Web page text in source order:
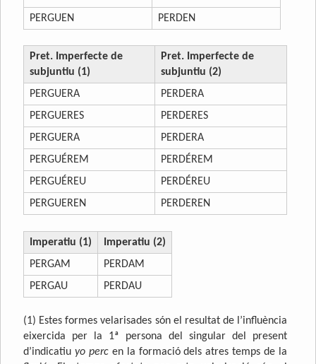
PERGUEN
PERDEN
Pret. Imperfecte de
subjuntiu (1)
Pret. Imperfecte de
subjuntiu (2)
PERGUERA
PERDERA
PERGUERES
PERDERES
PERGUERA
PERDERA
PERGUÉREM
PERDÉREM
PERGUÉREU
PERDÉREU
PERGUEREN
PERDEREN
Imperatiu (1)
Imperatiu (2)
PERGAM
PERDAM
PERGAU
PERDAU
(1) Estes formes velarisades són el resultat de l’influència
eixercida per la 1ª persona del singular del present
d’indicatiu yo percen la formació dels atres temps de la